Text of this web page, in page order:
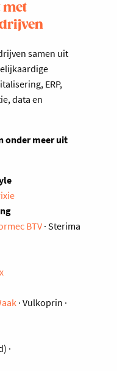
met
samen uit
ERP,
data en
onder meer uit
BTV· Sterima
· Vulkoprin ·
·